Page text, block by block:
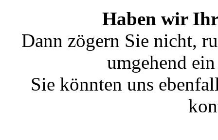
Haben wir Ihr
Dann zögern Sie nicht,
umgehend
Sie könnten uns